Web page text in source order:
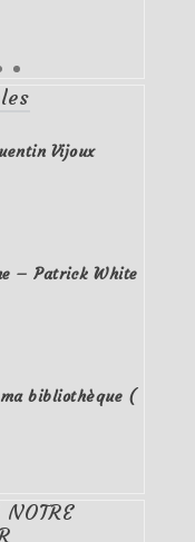
Vijoux
– Patrick White
bibliothèque (